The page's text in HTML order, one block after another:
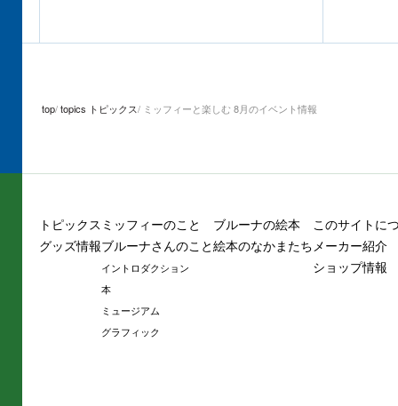
top topics トピックス ミッフィーと楽しむ 8月のイベント情報
トピックス
グッズ情報
ミッフィーのこと
ブルーナさんのこと
イントロダクション
本
ミュージアム
グラフィック
ブルーナの絵本
絵本のなかまたち
このサイトに
メーカー紹介
ショップ情報